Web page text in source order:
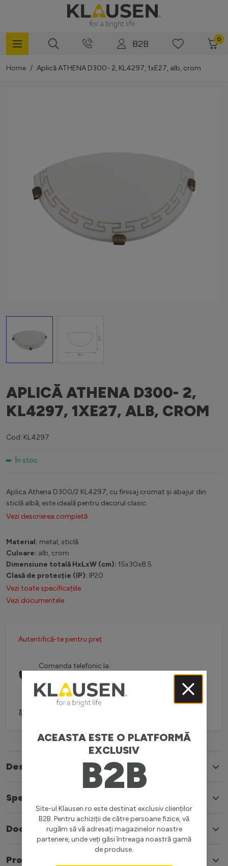
B2B 0
Home / Aplică ATHENA D300- 2, KL4297, 1xE27, alb, crom
APLICĂ ATHENA D300- 2,
KL4297, 1XE27, ALB, CROM
Cod: KL4297
În stoc
Aplica Athena D300/2 KL4297, cu finisaj cromat și abajur din
sticlă albă, este ideală pentru decorul clasic.
Vezi descrierea completă
Material: metal, sticlă
Culoare: alb, crom
Dimensiune totală HxLxW (cm): 15x30x8.5
Clasă de protecție (IP): IP20
Vezi toate specificațiile
Vezi documentele
Autentifică-te pentru preț
Comanda telefonic la:
(L-V: 08:30-16:00)
Descriere
Specificatii
Documente
Produse similare
ACEASTA ESTE O PLATFORMĂ
EXCLUSIV
B2B
Site-ul Klausen.ro este destinat exclusiv clienților
B2B. Pentru achiziții de către persoane fizice, vă
rugăm să vă adresați magazinelor noastre
partenere, unde veți găsi întreaga noastră gamă
de produse.